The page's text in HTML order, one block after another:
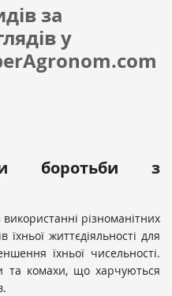
за
у
боротьби з
використанні різноманітних
їхньої життєдіяльності для
їхньої чисельності.
та комахи, що харчуються